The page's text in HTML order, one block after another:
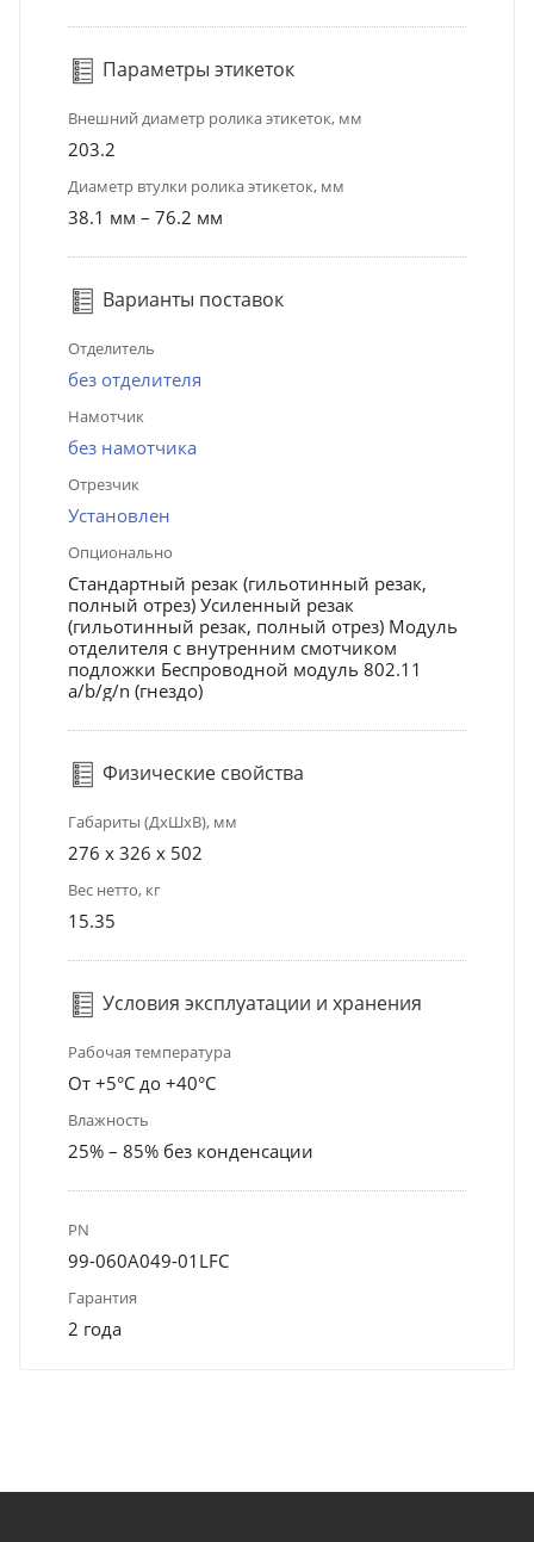
Параметры этикеток
Внешний диаметр ролика этикеток, мм
203.2
Диаметр втулки ролика этикеток, мм
38.1 мм – 76.2 мм
Варианты поставок
Отделитель
без отделителя
Намотчик
без намотчика
Отрезчик
Установлен
Опционально
Стандартный резак (гильотинный резак,
полный отрез) Усиленный резак
(гильотинный резак, полный отрез) Модуль
отделителя с внутренним смотчиком
подложки Беспроводной модуль 802.11
a/b/g/n (гнездо)
Физические свойства
Габариты (ДхШхВ), мм
276 x 326 x 502
Вес нетто, кг
15.35
Условия эксплуатации и хранения
Рабочая температура
От +5°С до +40°С
Влажность
25% – 85% без конденсации
PN
99-060A049-01LFC
Гарантия
2 года